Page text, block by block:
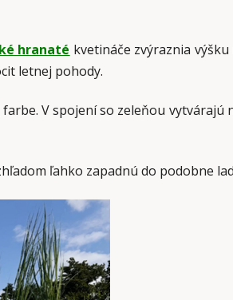
hranaté kvetináče zvýraznia
letnej pohody.
farbe. V spojení so zeleňou vytvárajú
ľahko zapadnú do podobne